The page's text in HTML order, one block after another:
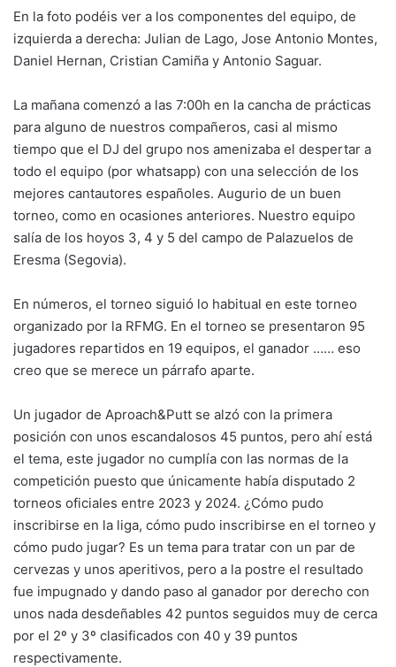
En la foto podéis ver a los componentes del equipo, de
izquierda a derecha: Julian de Lago, Jose Antonio Montes,
Daniel Hernan, Cristian Camiña y Antonio Saguar.
La mañana comenzó a las 7:00h en la cancha de prácticas
para alguno de nuestros compañeros, casi al mismo
tiempo que el DJ del grupo nos amenizaba el despertar a
todo el equipo (por whatsapp) con una selección de los
mejores cantautores españoles. Augurio de un buen
torneo, como en ocasiones anteriores. Nuestro equipo
salía de los hoyos 3, 4 y 5 del campo de Palazuelos de
Eresma (Segovia).
En números, el torneo siguió lo habitual en este torneo
organizado por la RFMG. En el torneo se presentaron 95
jugadores repartidos en 19 equipos, el ganador …… eso
creo que se merece un párrafo aparte.
Un jugador de Aproach&Putt se alzó con la primera
posición con unos escandalosos 45 puntos, pero ahí está
el tema, este jugador no cumplía con las normas de la
competición puesto que únicamente había disputado 2
torneos oficiales entre 2023 y 2024. ¿Cómo pudo
inscribirse en la liga, cómo pudo inscribirse en el torneo y
cómo pudo jugar? Es un tema para tratar con un par de
cervezas y unos aperitivos, pero a la postre el resultado
fue impugnado y dando paso al ganador por derecho con
unos nada desdeñables 42 puntos seguidos muy de cerca
por el 2º y 3º clasificados con 40 y 39 puntos
respectivamente.